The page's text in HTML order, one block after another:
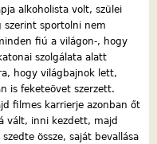
alkoholista volt, szülei
szerint sportolni nem
fiú a világon-, hogy
szolgálata alatt
hogy világbajnok lett,
is feketeövet szerzett.
filmes karrierje azonban őt
vált, inni kezdett, majd
össze, saját bevallása